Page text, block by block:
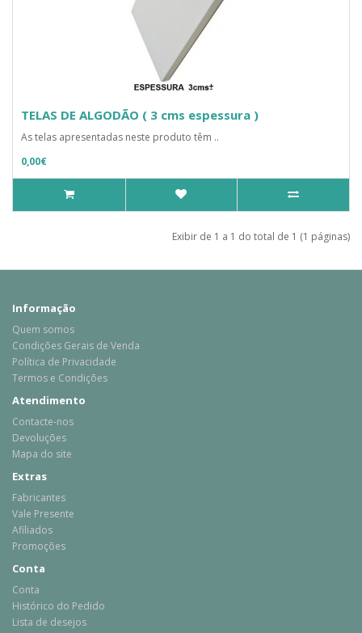
TELAS DE ALGODÃO ( 3 cms espessura )
As telas apresentadas neste produto têm ..
0,00€
Exibir de 1 a 1 do total de 1 (1 páginas)
Informação
Quem somos
Condições Gerais de Venda
Política de Privacidade
Termos e Condições
Atendimento
Contacte-nos
Devoluções
Mapa do site
Extras
Fabricantes
Vale Presente
Afiliados
Promoções
Conta
Conta
Histórico do Pedido
Lista de desejos